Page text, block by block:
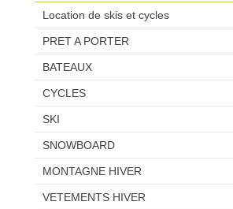
Location de skis et cycles
PRET A PORTER
BATEAUX
CYCLES
SKI
SNOWBOARD
MONTAGNE HIVER
VETEMENTS HIVER